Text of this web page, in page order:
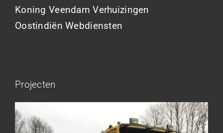
Koning Veendam Verhuizingen
Oostindiën Webdiensten
Projecten